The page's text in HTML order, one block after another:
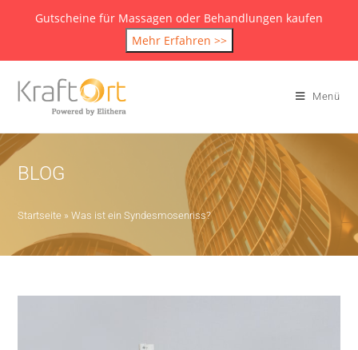
Gutscheine für Massagen oder Behandlungen kaufen
Mehr Erfahren >>
Menü
BLOG
Startseite »Was ist ein Syndesmosenriss?